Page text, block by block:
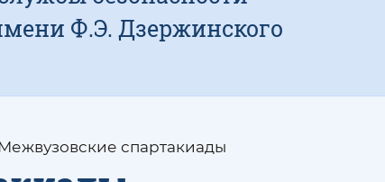
Ф.Э. Дзержинского
Межвузовские спартакиады